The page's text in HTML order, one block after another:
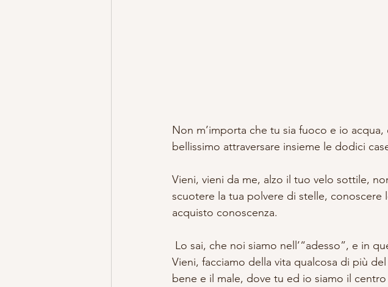
Non m’importa che tu sia fuoco e io
bellissimo attraversare insieme le dodici
Vieni, vieni da me, alzo il tuo velo sottile,
scuotere la tua polvere di stelle, conoscere
acquisto conoscenza.
Lo sai, che noi siamo nell’“adesso”, e in
Vieni, facciamo della vita qualcosa di più
bene e il male, dove tu ed io siamo il